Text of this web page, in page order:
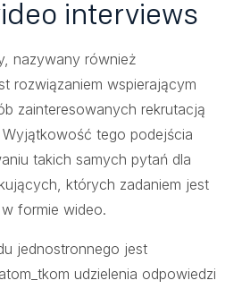
interviews
nazywany również
rozwiązaniem wspierającym
zainteresowanych rekrutacją
tego podejścia
takich samych pytań dla
których zadaniem jest
formie wideo.
jednostronnego jest
udzielenia odpowiedzi